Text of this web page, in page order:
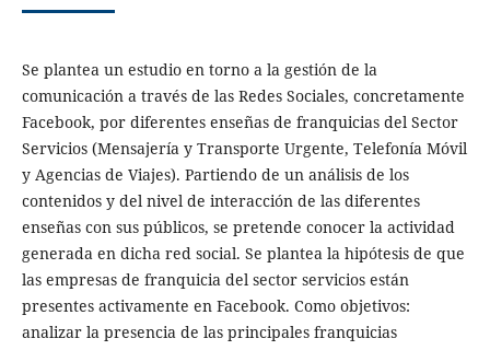
Se plantea un estudio en torno a la gestión de la
comunicación a través de las Redes Sociales, concretamente
Facebook, por diferentes enseñas de franquicias del Sector
Servicios (Mensajería y Transporte Urgente, Telefonía Móvil
y Agencias de Viajes). Partiendo de un análisis de los
contenidos y del nivel de interacción de las diferentes
enseñas con sus públicos, se pretende conocer la actividad
generada en dicha red social. Se plantea la hipótesis de que
las empresas de franquicia del sector servicios están
presentes activamente en Facebook. Como objetivos:
analizar la presencia de las principales franquicias